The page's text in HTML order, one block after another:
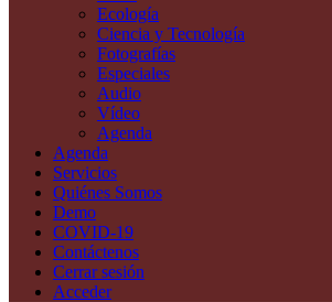
Ecología
Ciencia y Tecnología
Fotografías
Especiales
Audio
Vídeo
Agenda
Agenda
Servicios
Quiénes Somos
Demo
COVID-19
Contáctenos
Cerrar sesión
Acceder